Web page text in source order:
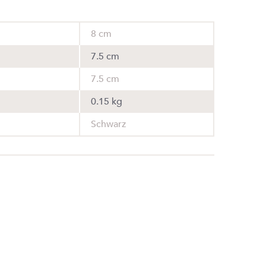
8 cm
7.5 cm
7.5 cm
0.15 kg
Schwarz